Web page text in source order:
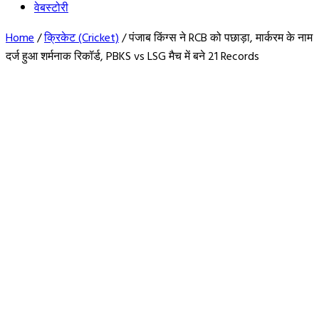
वेबस्टोरी
Home/क्रिकेट (Cricket)/पंजाब किंग्स ने RCB को पछाड़ा, मार्करम के नाम
दर्ज हुआ शर्मनाक रिकॉर्ड, PBKS vs LSG मैच में बने 21 Records